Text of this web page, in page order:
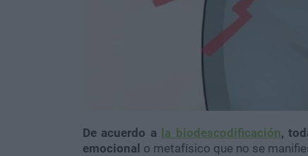
De acuerdo a la biodescodificación,
emocional o metafísico que no se